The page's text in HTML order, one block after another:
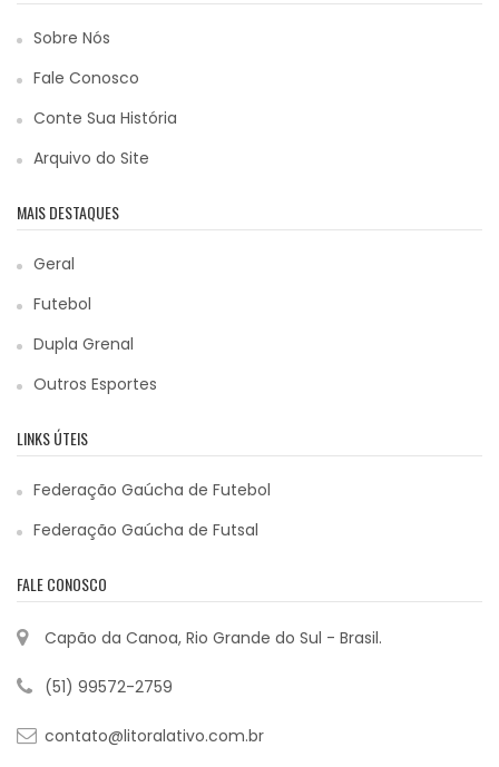
Sobre Nós
Fale Conosco
Conte Sua História
Arquivo do Site
MAIS DESTAQUES
Geral
Futebol
Dupla Grenal
Outros Esportes
LINKS ÚTEIS
Federação Gaúcha de Futebol
Federação Gaúcha de Futsal
FALE CONOSCO
Capão da Canoa, Rio Grande do Sul - Brasil.
(51) 99572-2759
contato@litoralativo.com.br